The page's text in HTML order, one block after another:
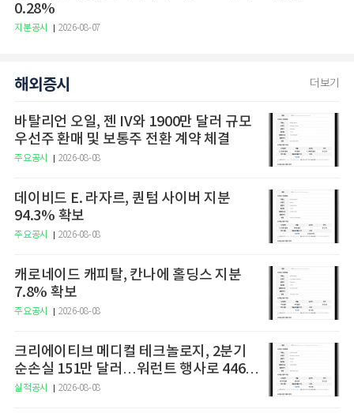
0.28%
지분공시 2026-08-07
해외증시 더보기
바탈리언 오일, 젠 IV와 1900만 달러 규모
우선주 환매 및 보통주 전환 계약 체결
주요공시 2026-08-08
데이비드 E. 라자르, 퀀텀 사이버 지분
94.3% 확보
주요공시 2026-08-08
캐로네이드 캐피탈, 칸나에 홀딩스 지분
7.8% 확보
주요공시 2026-08-08
크리에이티브 메디컬 테크놀로지, 2분기
순손실 151만 달러…워런트 행사로 446만
달러 조달
실적공시 2026-08-08